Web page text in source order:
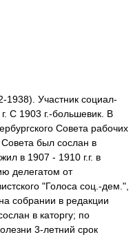
1938). Участник социал-
С 1903 г.-большевик. В
Совета рабочих
Совета был сослан в
в 1907 - 1910 г.г. в
делегатом от
"Голоса соц.-дем.",
собрании в редакции
в каторгу; по
3-летний срок